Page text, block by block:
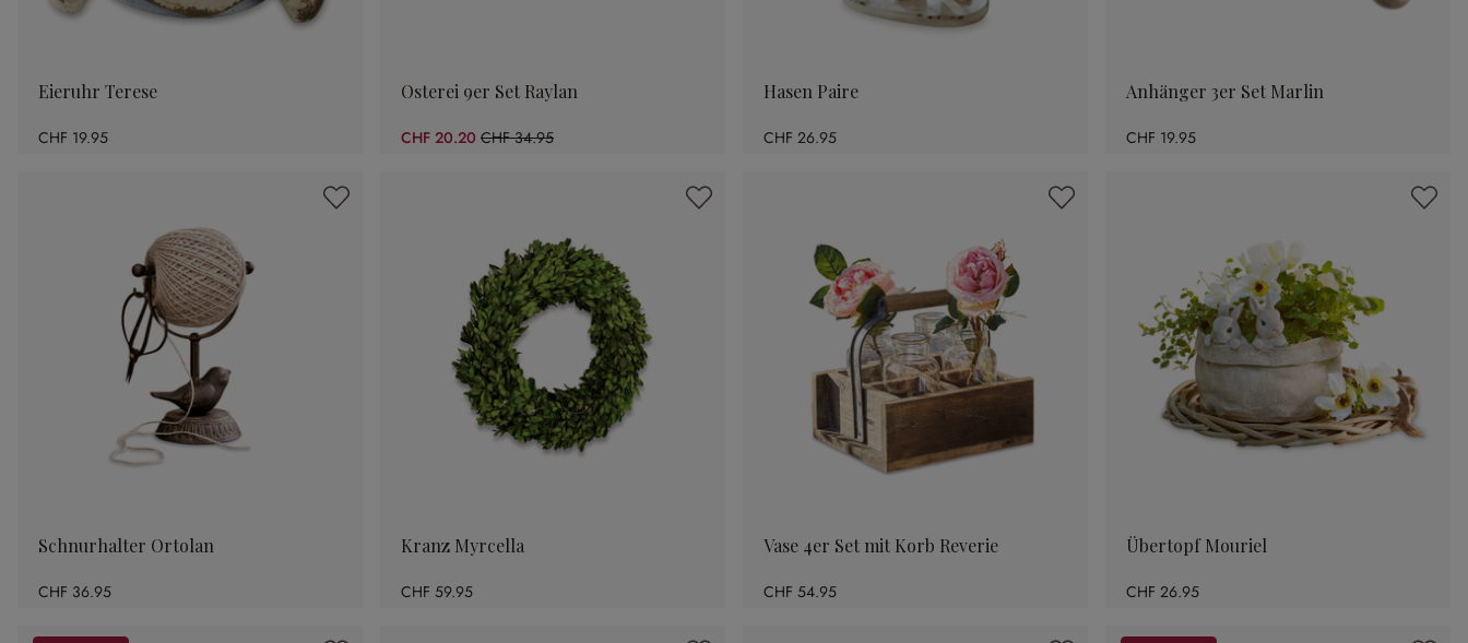
Eieruhr Terese
CHF 19.95
Osterei 9er Set Raylan
CHF 20.20 CHF 34.95
(42.2% gespart)
Hasen Paire
CHF 26.95
Anhänger 3er Set Marlin
CHF 19.95
Schnurhalter Ortolan
CHF 36.95
Kranz Myrcella
CHF 59.95
Vase 4er Set mit Korb Reverie
CHF 54.95
Übertopf Mouriel
CHF 26.95